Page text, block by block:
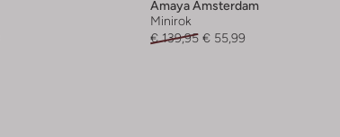
Amaya Amsterdam
Minirok
€ 139,95 € 55,99